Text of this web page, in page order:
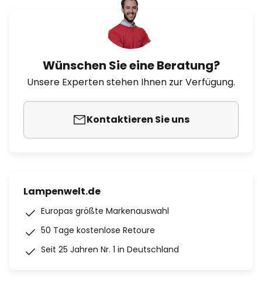
Wünschen Sie eine Beratung?
Unsere Experten stehen Ihnen zur Verfügung.
Kontaktieren Sie uns
Lampenwelt.de
Europas größte Markenauswahl
50 Tage kostenlose Retoure
Seit 25 Jahren Nr. 1 in Deutschland